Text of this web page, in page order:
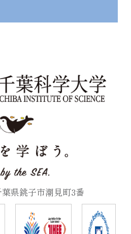
葉県銚子市潮見町3番